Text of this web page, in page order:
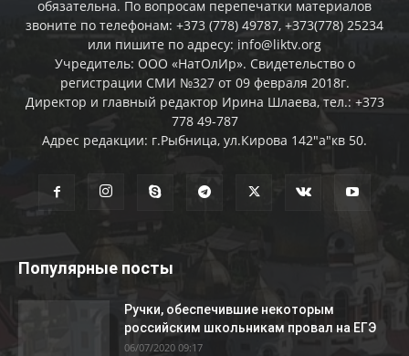
обязательна. По вопросам перепечатки материалов
звоните по телефонам: +373 (778) 49787, +373(778) 25234
или пишите по адресу: info@liktv.org
Учредитель: ООО «НатОлИр». Свидетельство о
регистрации СМИ №327 от 09 февраля 2018г.
Директор и главный редактор Ирина Шлаева, тел.: +373
778 49-787
Адрес редакции: г.Рыбница, ул.Кирова 142"а"кв 50.
Популярные посты
Ручки, обеспечившие некоторым
российским школьникам провал на ЕГЭ
06/07/2020 09:17